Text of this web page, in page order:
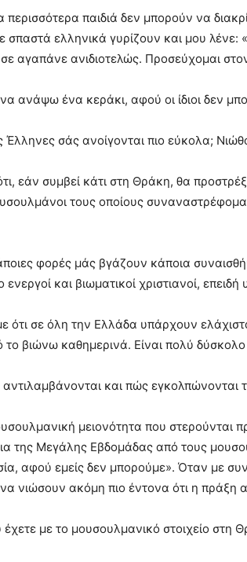
περισσότερα παιδιά δεν μπορούν να
σπαστά ελληνικά γυρίζουν και μου
αγαπάνε ανιδιοτελώς. Προσεύχομαι
ανάψω ένα κεράκι, αφού οι ίδιοι δεν
σάς ανοίγονται πιο εύκολα;
εάν συμβεί κάτι στη Θράκη, θα
τους οποίους
φορές μάς βγάζουν κάποια
ενεργοί και βιωματικοί χριστιανοί,
σε όλη την Ελλάδα υπάρχουν
το βιώνω καθημερινά. Είναι πολύ
και πώς εγκολπώνονται
μειονότητα που στερούνται
της Μεγάλης Εβδομάδας από τους
αφού εμείς δεν μπορούμε». Όταν με
νιώσουν ακόμη πιο έντονα ότι η πράξη
με το μουσουλμανικό στοιχείο στη